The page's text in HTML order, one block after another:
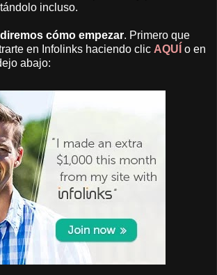
incluso.
cómo empezar. Primero que
en Infolinks haciendo clic AQUÍ o en
abajo: